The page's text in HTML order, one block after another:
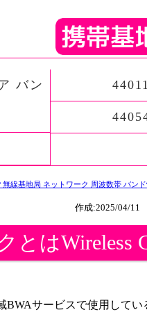
バン 44011
無線基地局 ネットワーク 周波数帯 バン
作成:2025/04/
とはWireless
BWAサービスで使用して